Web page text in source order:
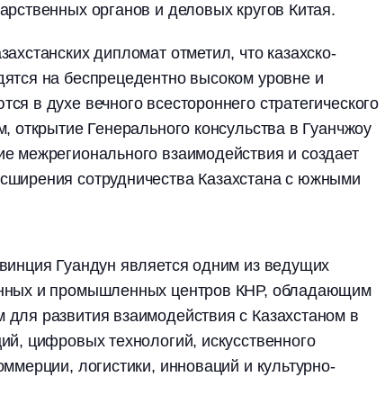
органов и деловых кругов Китая.
дипломат отметил, что казахско-
на беспрецедентно высоком уровне и
в духе вечного всестороннего стратегического
открытие Генерального консульства в Гуанчжоу
межрегионального взаимодействия и создает
сотрудничества Казахстана с южными
Гуандун является одним из ведущих
и промышленных центров КНР, обладающим
развития взаимодействия с Казахстаном в
цифровых технологий, искусственного
логистики, инноваций и культурно-